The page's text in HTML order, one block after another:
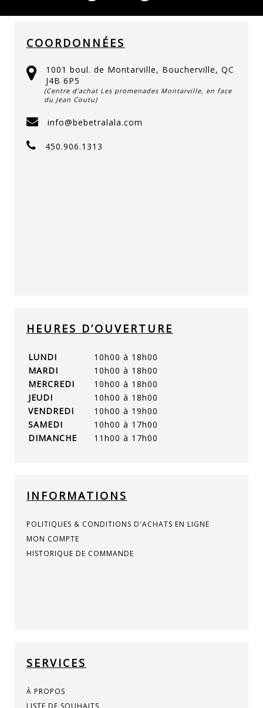
COORDONNÉES
1001 boul. de Montarville, Boucherville, QC
J4B 6P5
(Centre d’achat Les promenades Montarville, en face
du Jean Coutu)
info@bebetralala.com
450.906.1313
HEURES D’OUVERTURE
LUNDI
10h00 à 18h00
MARDI
10h00 à 18h00
MERCREDI
10h00 à 18h00
JEUDI
10h00 à 18h00
VENDREDI
10h00 à 19h00
SAMEDI
10h00 à 17h00
DIMANCHE
11h00 à 17h00
INFORMATIONS
POLITIQUES & CONDITIONS D'ACHATS EN LIGNE
MON COMPTE
HISTORIQUE DE COMMANDE
SERVICES
À PROPOS
LISTE DE SOUHAITS